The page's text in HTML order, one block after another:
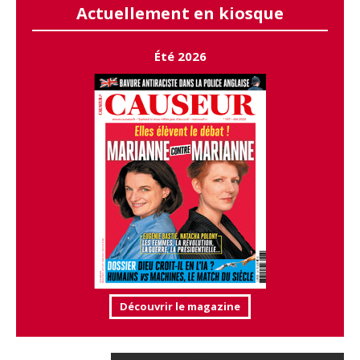
Actuellement en kiosque
Été 2026
Découvrir le magazine